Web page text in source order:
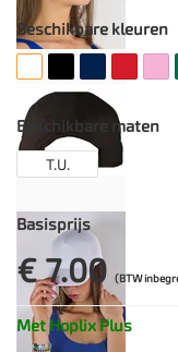
Beschikbare kleuren
Beschikbare maten
T.U.
Basisprijs
€ 7.00 (BTW
Met Hoplix Plus